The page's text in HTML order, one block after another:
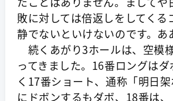
敗に対しては倍返しをしてくる
静でないといけないのです。あ
続くあがり3ホールは、空模
ってきました。16番ロングは
く17番ショート、通称「明日
にドボンするもダボ、18番は